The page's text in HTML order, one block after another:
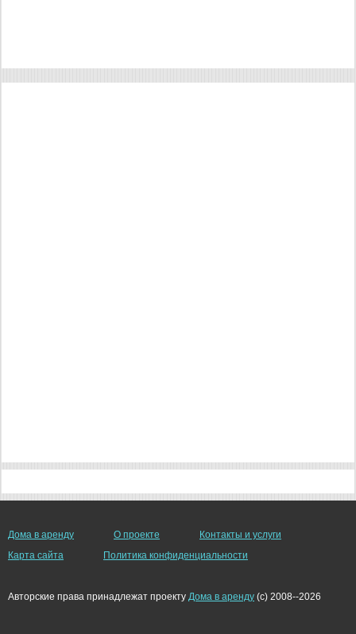
Дома в аренду О проекте
Контакты и услуги
Карта сайта
Политика конфиденциальности
Авторские права принадлежат проекту Дома в аренду (c) 2008--2026